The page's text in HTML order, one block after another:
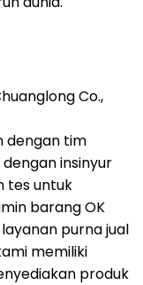
Co.,
dengan tim
insinyur
tes untuk
barang OK
layanan purna jual
memiliki
produk